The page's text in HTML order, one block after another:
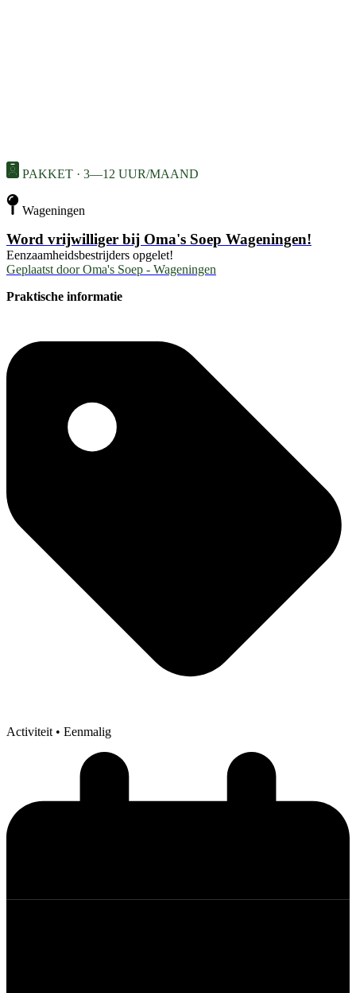
PAKKET · 3—12 UUR/MAAND
Wageningen
Word vrijwilliger bij Oma's Soep Wageningen!
Eenzaamheidsbestrijders opgelet!
Geplaatst door Oma's Soep - Wageningen
Praktische informatie
Activiteit • Eenmalig